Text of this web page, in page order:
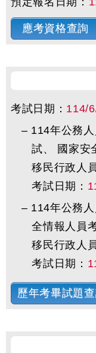
應考資格查詢
考試日期： 114/
– 114年公務
試、 國家安
移民行政人
考試日期：
– 114年公務
全情報人員
移民行政人
考試日期：
歷年考畢試題